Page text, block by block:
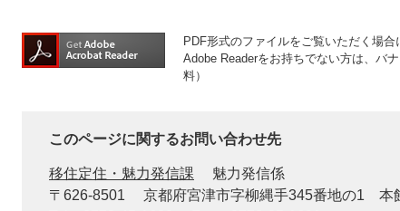
PDF形式のファイルをご覧いただく場合
Adobe Readerをお持ちでない方は、バ
料）
このページに関するお問い合わせ先
移住定住・魅力発信課
魅力発信係
〒626-8501
京都府宮津市字柳縄手345番地の1 本